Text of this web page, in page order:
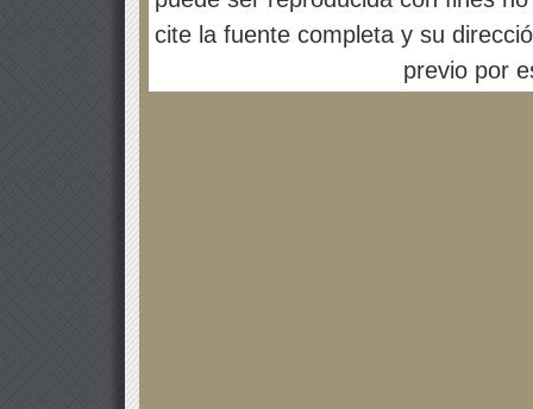
cite la fuente completa y su
previo por